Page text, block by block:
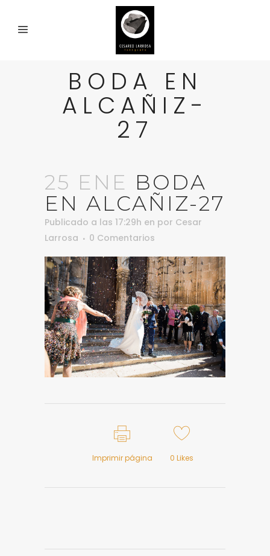
BODA EN
ALCAÑIZ-
27
25 ENE BODA
EN ALCAÑIZ-27
Publicado a las 17:29h en por Cesar
Larrosa
0 Comentarios
Imprimir página 0 Likes